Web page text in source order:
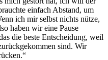
einfach Abstand, um
ich mir selbst nichts nütze,
haben wir eine Pause
die beste Entscheidung, weil
sind. Wir